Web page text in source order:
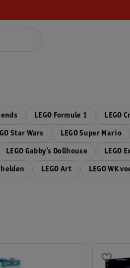
LEGO Formule 1 LEGO
Star Wars LEGO Super Mario
LEGO Gabby’s Dollhouse LEGO
LEGO Art LEGO WK